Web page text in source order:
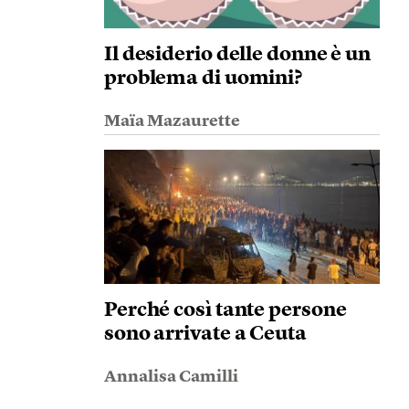
Il desiderio delle donne è un
problema di uomini?
Maïa Mazaurette
Perché così tante persone
sono arrivate a Ceuta
Annalisa Camilli